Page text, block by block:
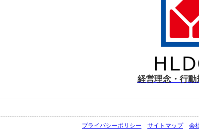
経営理念・行
プライバシーポリシー サイトマップ 会